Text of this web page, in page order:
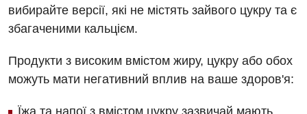
Дитяча гастроентерологія
Дитяча дерматовенерологія
Дитяча ендокринологія
вибирайте версії, які не містять зайвого цукру та є
збагаченими кальцієм.
Продукти з високим вмістом жиру, цукру або обох
можуть мати негативний вплив на ваше здоров'я:
Їжа та напої з вмістом цукру зазвичай мають